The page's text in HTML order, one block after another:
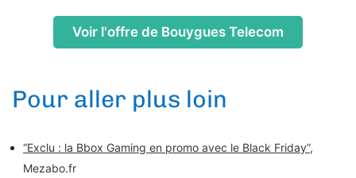
Voir l'offre de Bouygues Telecom
Pour aller plus loin
“Exclu : la Bbox Gaming en promo avec le Black Friday”,
Mezabo.fr